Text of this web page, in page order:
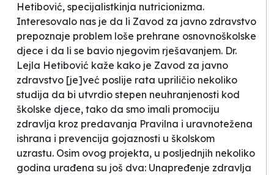
Hetibović, specijalistkinja nutricionizma.
Interesovalo nas je da li Zavod za javno zdravstvo
prepoznaje problem loše prehrane osnovnoškolske
djece i da li se bavio njegovim rješavanjem. Dr.
Lejla Hetibović kaže kako je Zavod za javno
zdravstvo [je]već poslije rata upriličio nekoliko
studija da bi utvrdio stepen neuhranjenosti kod
školske djece, tako da smo imali promociju
zdravlja kroz predavanja Pravilna i uravnotežena
ishrana i prevencija gojaznosti u školskom
uzrastu. Osim ovog projekta, u posljednjih nekoliko
godina urađena su još dva: Unapređenje zdravlja